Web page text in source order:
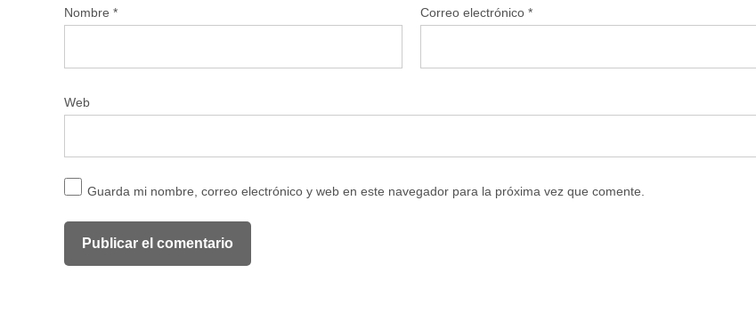
Nombre * Correo electrónico *
Web
Guarda mi nombre, correo electrónico y web en este navegador para la próxima vez que comente.